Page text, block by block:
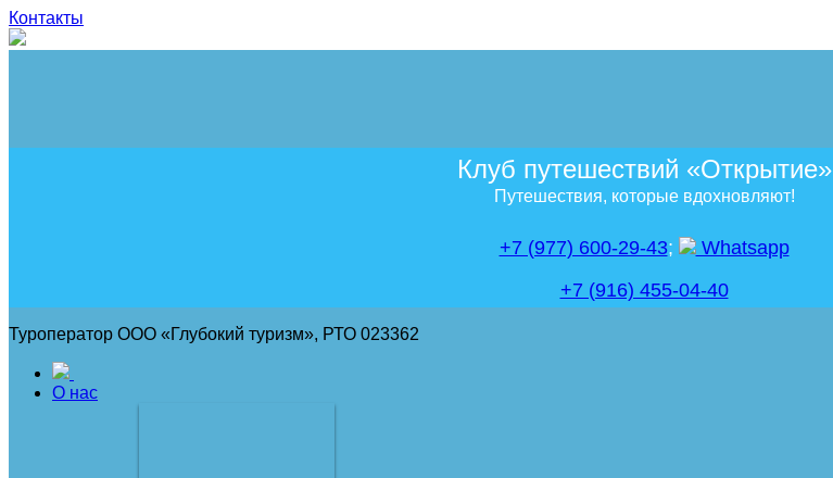
Контакты
Клуб путешествий «Открытие»
Путешествия, которые вдохновляют!
+7 (977) 600-29-43;
Whatsapp
+7 (916) 455-04-40
Туроператор ООО «Глубокий туризм», РТО 023362
О нас